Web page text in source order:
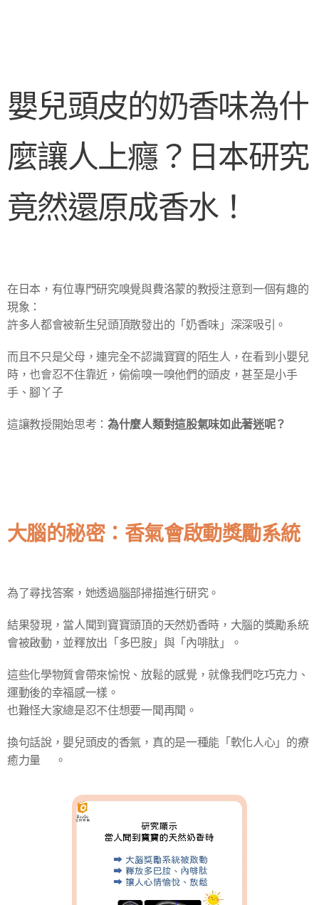
嬰兒頭皮的奶香味為什
麼讓人上癮？日本研究
竟然還原成香水！
在日本，有位專門研究嗅覺與費洛蒙的教授注意到一個有趣的
現象：
許多人都會被新生兒頭頂散發出的「奶香味」深深吸引。
而且不只是父母，連完全不認識寶寶的陌生人，在看到小嬰兒
時，也會忍不住靠近，偷偷嗅一嗅他們的頭皮，甚至是小手
手、腳丫子
這讓教授開始思考：為什麼人類對這股氣味如此著迷呢？
大腦的秘密：香氣會啟動獎勵系統
為了尋找答案，她透過腦部掃描進行研究。
結果發現，當人聞到寶寶頭頂的天然奶香時，大腦的獎勵系統
會被啟動，並釋放出「多巴胺」與「內啡肽」。
這些化學物質會帶來愉悅、放鬆的感覺，就像我們吃巧克力、
運動後的幸福感一樣。
也難怪大家總是忍不住想要一聞再聞。
換句話說，嬰兒頭皮的香氣，真的是一種能「軟化人心」的療
癒力量💖。